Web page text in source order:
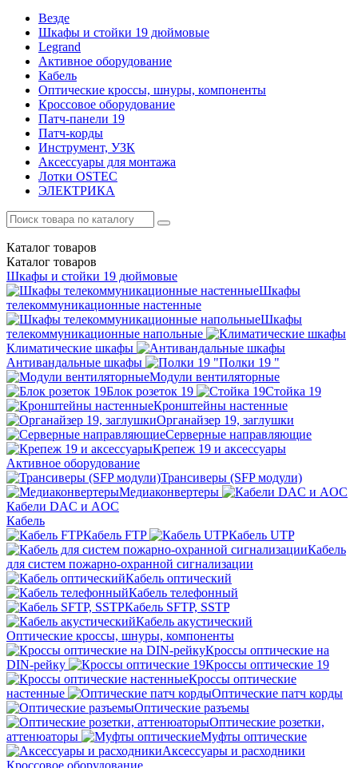
Везде
Шкафы и стойки 19 дюймовые
Legrand
Активное оборудование
Кабель
Оптические кроссы, шнуры, компоненты
Кроссовое оборудование
Патч-панели 19
Патч-корды
Инструмент, УЗК
Аксессуары для монтажа
Лотки OSTEC
ЭЛЕКТРИКА
Каталог товаров
Каталог товаров
Шкафы и стойки 19 дюймовые
Шкафы
телекоммуникационные настенные
Шкафы
телекоммуникационные напольные
Климатические шкафы
Антивандальные шкафы
Полки 19 "
Модули вентиляторные
Блок розеток 19
Стойка 19
Кронштейны настенные
Органайзер 19, заглушки
Серверные направляющие
Крепеж 19 и аксессуары
Активное оборудование
Трансиверы (SFP модули)
Медиаконвертеры
Кабели DAC и AOC
Кабель
Кабель FTP
Кабель UTP
Кабель
для систем пожарно-охранной сигнализации
Кабель оптический
Кабель телефонный
Кабель SFTP, SSTP
Кабель акустический
Оптические кроссы, шнуры, компоненты
Кроссы оптические на
DIN-рейку
Кроссы оптические 19
Кроссы оптические
настенные
Оптические патч корды
Оптические разъемы
Оптические розетки,
аттенюаторы
Муфты оптические
Аксессуары и расходники
Кроссовое оборудование